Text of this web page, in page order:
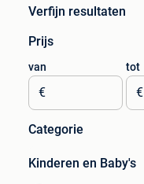
Verfijn resultaten
Prijs
van
€
tot
€
Categorie
Kinderen en Baby's